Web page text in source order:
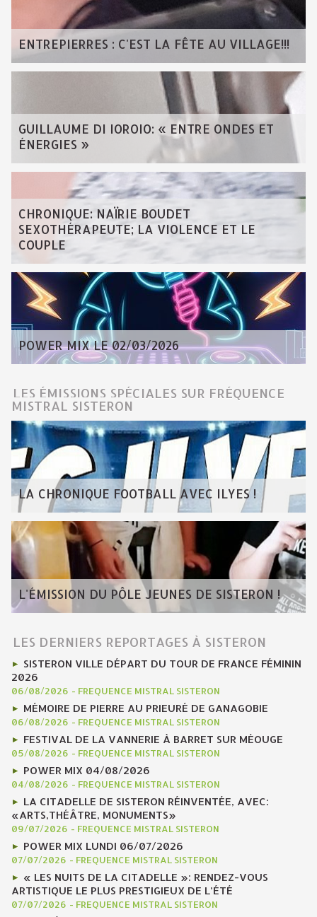
ENTREPIERRES : C'EST LA FÊTE AU VILLAGE!!!
GUILLAUME DI IOROIO: « ENTRE ONDES ET
ÉNERGIES »
CHRONIQUE: NAÏRIE BOUDET
SEXOTHÉRAPEUTE; LA VIOLENCE ET LE
COUPLE
POWER MIX LE 02/03/2026
LES ÉMISSIONS SPÉCIALES SUR FRÉQUENCE
MISTRAL SISTERON
LA CHRONIQUE FOOTBALL AVEC ILYES !
L'ÉMISSION DU PÔLE JEUNES DE SISTERON !
LES DERNIERS REPORTAGES À SISTERON
SISTERON VILLE DÉPART DU TOUR DE FRANCE FÉMININ
2026
06/08/2026 - FREQUENCE MISTRAL SISTERON
MÉMOIRE DE PIERRE AU PRIEURÉ DE GANAGOBIE
06/08/2026 - FREQUENCE MISTRAL SISTERON
FESTIVAL DE LA VANNERIE À BARRET SUR MÉOUGE
05/08/2026 - FREQUENCE MISTRAL SISTERON
POWER MIX 04/08/2026
04/08/2026 - FREQUENCE MISTRAL SISTERON
LA CITADELLE DE SISTERON RÉINVENTÉE, AVEC:
«ARTS,THÉÂTRE, MONUMENTS»
09/07/2026 - FREQUENCE MISTRAL SISTERON
POWER MIX LUNDI 06/07/2026
07/07/2026 - FREQUENCE MISTRAL SISTERON
« LES NUITS DE LA CITADELLE »: RENDEZ-VOUS
ARTISTIQUE LE PLUS PRESTIGIEUX DE L’ÉTÉ
07/07/2026 - FREQUENCE MISTRAL SISTERON